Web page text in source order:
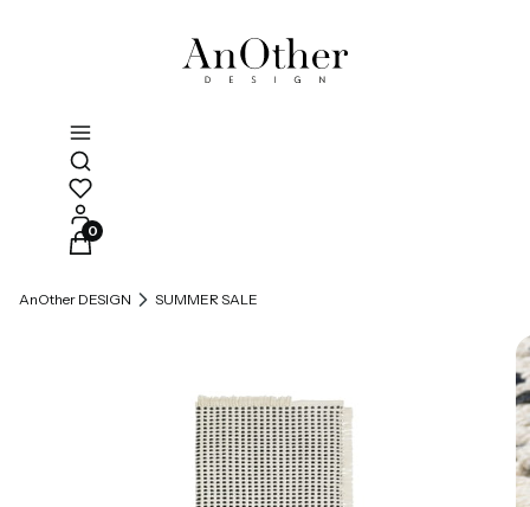
Otwórz wyszukiwarkę
Produkty w koszyku: 0. Zobacz szczegóły
AnOther DESIGN SUMMER SALE